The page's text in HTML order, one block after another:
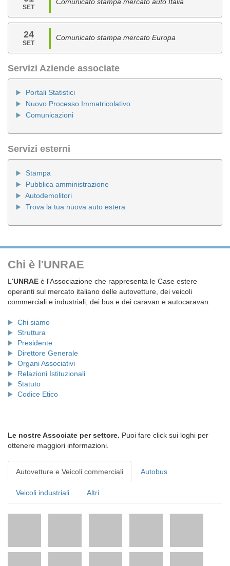
SET
24
SET
Comunicato stampa mercato Europa
Servizi Aziende associate
Portali Statistici
Nuovo Processo Immatricolativo
Comunicazioni
Servizi esterni
Stampa
Pubblica amministrazione
Autodemolitori
Trova la tua nuova auto estera
Chi è l'UNRAE
L'UNRAE è l'Associazione che rappresenta le Case estere
operanti sul mercato italiano delle autovetture, dei veicoli
commerciali e industriali, dei bus e dei caravan e autocaravan.
Chi siamo
Struttura
Presidente
Direttore Generale
Organi Associativi
Relazioni Istituzionali
Statuto
Codice Etico
Le nostre Associate per settore. Puoi fare click sui loghi per
ottenere maggiori informazioni.
Autovetture e Veicoli commerciali Autobus
Veicoli industriali Altri